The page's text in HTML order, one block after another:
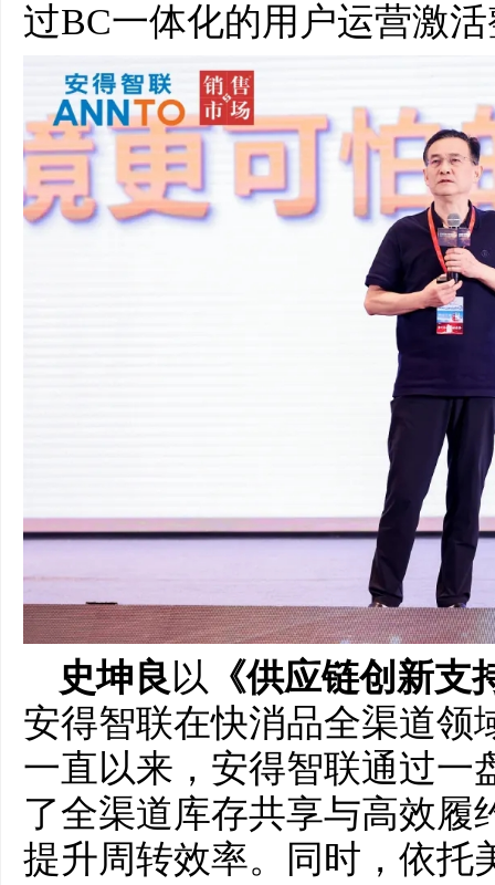
过BC一体化的用户运营激
史坤良 以 《供应链创新支
安得智联在快消品全渠道领
一直以来，安得智联通过一
了全渠道库存共享与高效履
提升周转效率。同时，依托